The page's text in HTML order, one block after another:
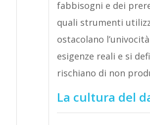
fabbisogni e dei
quali strumenti
ostacolano
esigenze reali e si
rischiano di non
La cultura del